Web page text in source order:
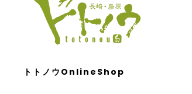
トトノウOnlineShop